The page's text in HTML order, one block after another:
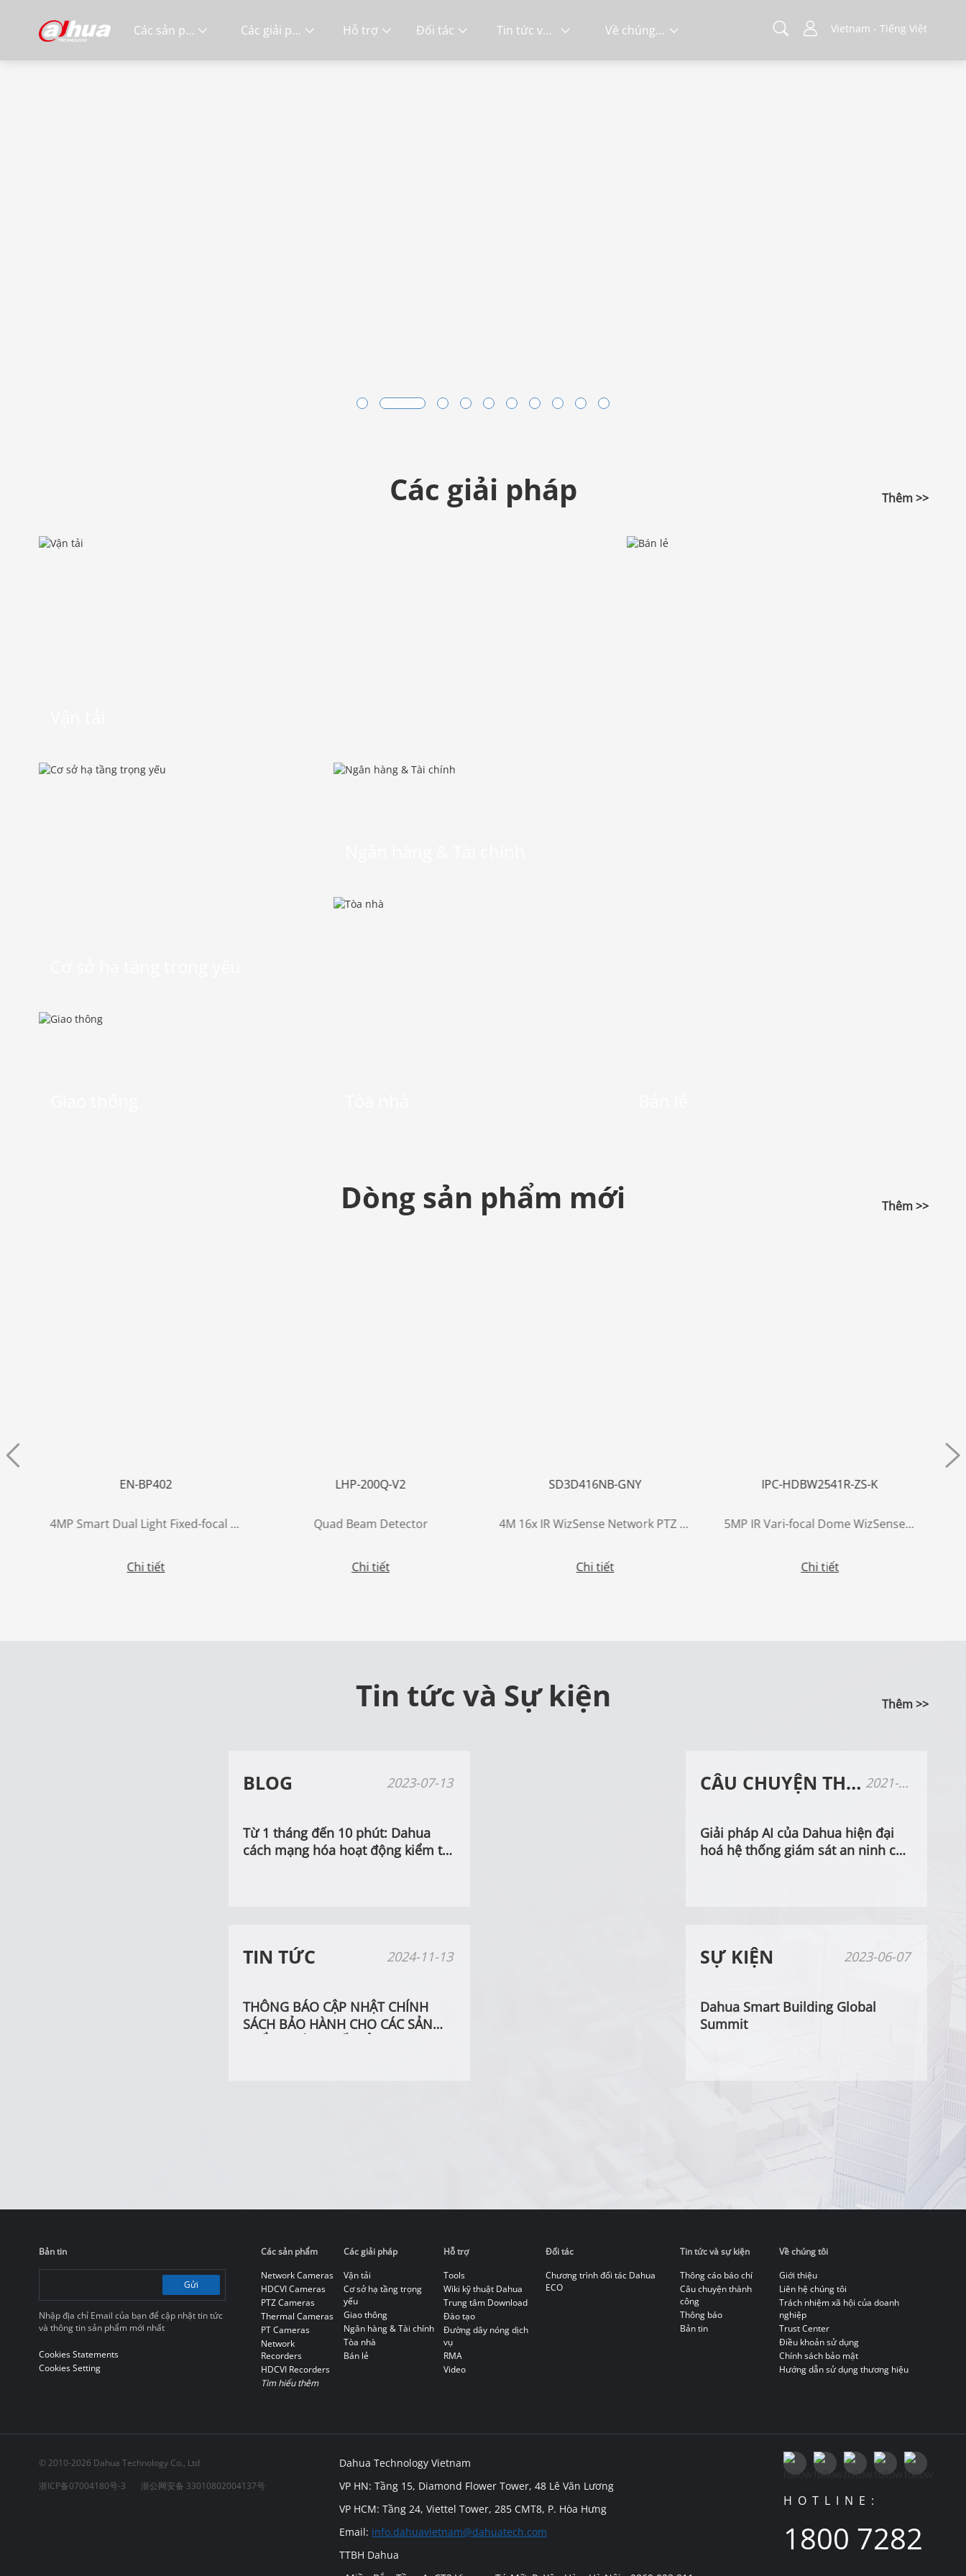
Vietnam - Tiếng Việt
Các sản phẩm Các giải pháp Hỗ trợ Đối tác Tin tức và sự kiện Về chúng tôi
Các giải pháp Thêm >>
Dòng sản phẩm mới Thêm >>
EN-BP402
4MP Smart Dual Light Fixed-focal Bullet WizSense Network Camera
Chi tiết
LHP-200Q-V2
Quad Beam Detector
Chi tiết
SD3D416NB-GNY
4M 16x IR WizSense Network PTZ Camera
Chi tiết
IPC-HDBW2541R-ZS-K
5MP IR Vari-focal Dome WizSense Network Camera
Chi tiết
Tin tức và Sự kiện Thêm >>
BLOG 2023-07-13
Từ 1 tháng đến 10 phút: Dahua
cách mạng hóa hoạt động kiểm tra
CÂU CHUYỆN THÀNH CÔNG 2021-09-14
Giải pháp AI của Dahua hiện đại
hoá hệ thống giám sát an ninh của
TIN TỨC 2024-11-13
THÔNG BÁO CẬP NHẬT CHÍNH
SÁCH BẢO HÀNH CHO CÁC SẢN
SỰ KIỆN 2023-06-07
Dahua Smart Building Global
Summit
Bản tin
Gửi
Nhập địa chỉ Email của bạn để cập nhật tin tức
và thông tin sản phẩm mới nhất
Cookies Statements
Cookies Setting
Các sản phẩm
Network Cameras
HDCVI Cameras
PTZ Cameras
Thermal Cameras
PT Cameras
Network
Recorders
HDCVI Recorders
Tìm hiểu thêm
Các giải pháp
Vận tải
Cơ sở hạ tầng trọng
yếu
Giao thông
Ngân hàng & Tài chính
Tòa nhà
Bán lẻ
Hỗ trợ
Tools
Wiki kỹ thuật Dahua
Trung tâm Download
Đào tạo
Đường dây nóng dịch
vụ
RMA
Video
Đối tác
Chương trình đối tác Dahua
ECO
Tin tức và sự kiện
Thông cáo báo chí
Câu chuyện thành
công
Thông báo
Bản tin
Về chúng tôi
Giới thiệu
Liên hệ chúng tôi
Trách nhiệm xã hội của doanh
nghiệp
Trust Center
Điều khoản sử dụng
Chính sách bảo mật
Hướng dẫn sử dụng thương hiệu
HOTLINE:
1800 7282
Dahua Technology Vietnam
VP HN: Tầng 15, Diamond Flower Tower, 48 Lê Văn Lương
VP HCM: Tầng 24, Viettel Tower, 285 CMT8, P. Hòa Hưng
Email: info.dahuavietnam@dahuatech.com
TTBH Dahua
© 2010-2026 Dahua Technology Co., Ltd
浙ICP备07004180号-3
浙公网安备 33010802004137号